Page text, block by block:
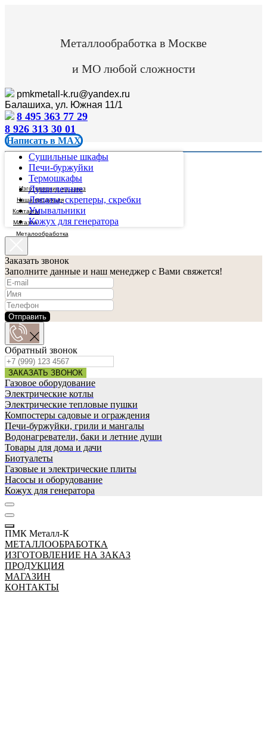
Металлообработка в Москве
и МО любой сложности
pmkmetall-k.ru@yandex.ru
Балашиха, ул. Южная 11/1
8 495 363 77 29
8 926 313 30 01
Написать в MAX
Изготовление на заказ
Наша продукция
Контакты
Магазин
Металообработка
Сушильные шкафы
Печи-буржуйки
Термошкафы
Души летние
Лопаты, скреперы, скребки
Умывальники
Кожух для генератора
Заказать звонок
Заполните данные и наш менеджер с Вами свяжется!
Отправить
Обратный звонок
ЗАКАЗАТЬ ЗВОНОК
Газовое оборудование
Электрические котлы
Электрические тепловые пушки
Компостеры садовые и ограждения
Печи-буржуйки, грили и мангалы
Водонагреватели, баки и летние души
Товары для дома и дачи
Биотуалеты
Газовые и электрические плиты
Насосы и оборудование
Кожух для генератора
ПМК Металл-К
МЕТАЛЛООБРАБОТКА
ИЗГОТОВЛЕНИЕ НА ЗАКАЗ
ПРОДУКЦИЯ
МАГАЗИН
КОНТАКТЫ